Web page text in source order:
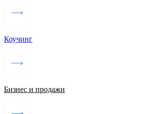
Коучинг
Бизнес и продажи